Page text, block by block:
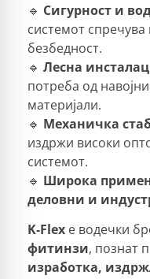
🔹 Сигурност и
системот
безбедност.
🔹 Лесна
потреба од
материјали.
🔹 Механичка
издржи високи
системот.
🔹 Широка
деловни и
K-Flex е водечки
фитинзи, познат
изработка,